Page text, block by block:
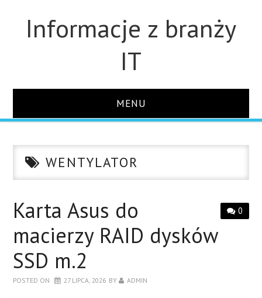
Informacje z branży
IT
MENU
DLA FIRM
MONITORY
LAPTOPY
WENTYLATOR
0
Karta Asus do
macierzy RAID dysków
SSD m.2
POSTED ON 27 LIPCA, 2026 BY ADMIN